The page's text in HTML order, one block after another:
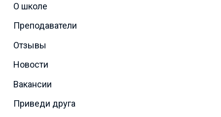
О школе
Преподаватели
Отзывы
Новости
Вакансии
Приведи друга